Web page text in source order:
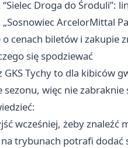
Droga do Środuli”:
ArcelorMittal
cenach biletów i zakupie
się spodziewać
GKS Tychy to dla kibiców
sezonu, więc nie
wcześniej, żeby znaleźć
trybunach potrafi